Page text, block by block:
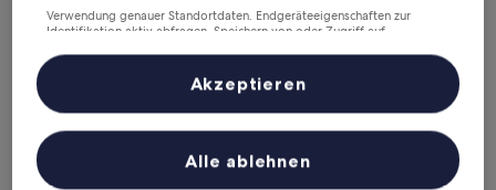
Verwendung genauer Standortdaten. Endgeräteeigenschaften zur
Identifikation aktiv abfragen. Speichern von oder Zugriff auf
Inhalte, Messung von Werbeleistung und der Performance von Inhalten,
Zielgruppenforschung sowie Entwicklung und Verbesserung von
Liste der Partner (Lieferanten)
Alle ablehnen
Akzeptieren